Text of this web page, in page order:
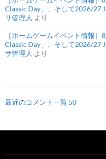
Classic Day」、そして2026/27
サ管理人 より
［ホームゲームイベント情報
Classic Day」、そして2026/27
サ管理人 より
最近のコメント一覧 50